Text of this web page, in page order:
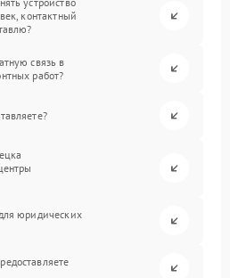
контактный
связь в
работ?
юридических